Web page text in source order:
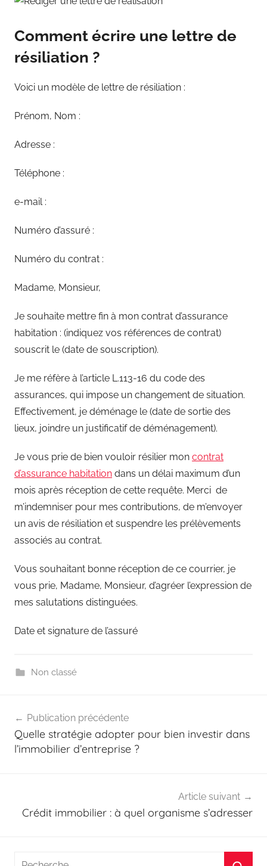
Comment écrire une lettre de
résiliation ?
Voici un modèle de lettre de résiliation :
Prénom, Nom :
Adresse :
Téléphone :
e-mail :
Numéro d’assuré :
Numéro du contrat :
Madame, Monsieur,
Je souhaite mettre fin à mon contrat d’assurance
habitation : (indiquez vos références de contrat)
souscrit le (date de souscription).
Je me réfère à l’article L.113-16 du code des
assurances, qui impose un changement de situation.
Effectivement, je déménage le (date de sortie des
lieux, joindre un justificatif de déménagement).
Je vous prie de bien vouloir résilier mon contrat
d’assurance habitation dans un délai maximum d’un
mois après réception de cette requête. Merci de
m’indemniser pour mes contributions, de m’envoyer
un avis de résiliation et suspendre les prélèvements
associés au contrat.
Vous souhaitant bonne réception de ce courrier, je
vous prie, Madame, Monsieur, d’agréer l’expression de
mes salutations distinguées.
Date et signature de l’assuré
Non classé
de
l’article
Publication précédente
Quelle stratégie adopter pour bien investir dans
l’immobilier d’entreprise ?
Article suivant
Crédit immobilier : à quel organisme s’adresser
Recherche